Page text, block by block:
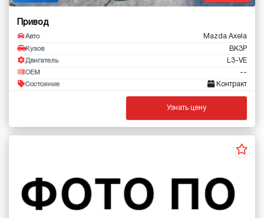
Привод
Авто Mazda Axela
Кузов BK3P
Двигатель L3-VE
OEM --
Состояние Контракт
Узнать цену